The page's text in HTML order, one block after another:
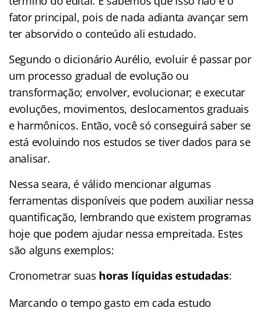
fator principal, pois de nada adianta avançar sem
ter absorvido o conteúdo ali estudado.
Segundo o dicionário Aurélio, evoluir é passar por
um processo gradual de evolução ou
transformação; envolver, evolucionar; e executar
evoluções, movimentos, deslocamentos graduais
e harmônicos. Então, você só conseguirá saber se
está evoluindo nos estudos se tiver dados para se
analisar.
Nessa seara, é válido mencionar algumas
ferramentas disponíveis que podem auxiliar nessa
quantificação, lembrando que existem programas
hoje que podem ajudar nessa empreitada. Estes
são alguns exemplos:
Cronometrar suas horas líquidas estudadas:
Marcando o tempo gasto em cada estudo